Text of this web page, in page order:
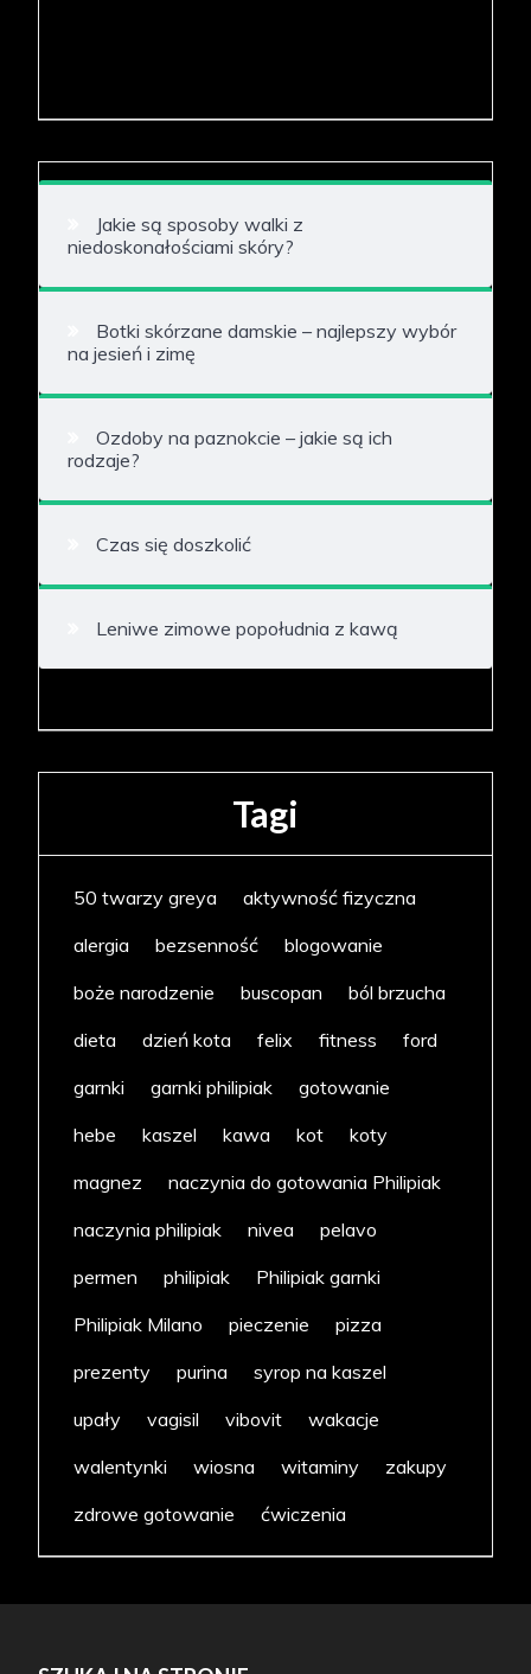
Jakie są sposoby walki z
niedoskonałościami skóry?
Botki skórzane damskie – najlepszy wybór
na jesień i zimę
Ozdoby na paznokcie – jakie są ich
rodzaje?
Czas się doszkolić
Leniwe zimowe popołudnia z kawą
Tagi
50 twarzy greya
aktywność fizyczna
alergia
bezsenność
blogowanie
boże narodzenie
buscopan
ból brzucha
dieta
dzień kota felix fitness
ford
garnki
garnki philipiak
gotowanie
hebe
kaszel kawa kot
koty
magnez
naczynia do gotowania Philipiak
naczynia philipiak
nivea
pelavo
permen
philipiak
Philipiak garnki
Philipiak Milano
pieczenie
pizza
prezenty
purina
syrop na kaszel
upały
vagisil vibovit
wakacje
walentynki
wiosna witaminy
zakupy
zdrowe gotowanie
ćwiczenia